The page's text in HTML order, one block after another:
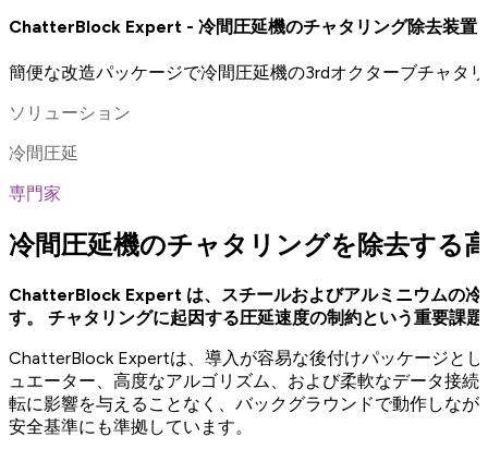
ChatterBlock Expert - 冷間圧延機のチャタリング除去装置
簡便な改造パッケージで冷間圧延機の3rdオクターブチャタ
ソリューション
冷間圧延
専門家
冷間圧延機のチャタリングを除去する
ChatterBlock Expert は、スチールおよびアルミニウムの冷
す。
チャタリングに起因する圧延速度の制約という重要課
ChatterBlock Expertは、導入が容易な後付けパッケージと
ュエーター、高度なアルゴリズム、および柔軟なデータ接
転に影響を与えることなく、バックグラウンドで動作しな
安全基準にも準拠しています。